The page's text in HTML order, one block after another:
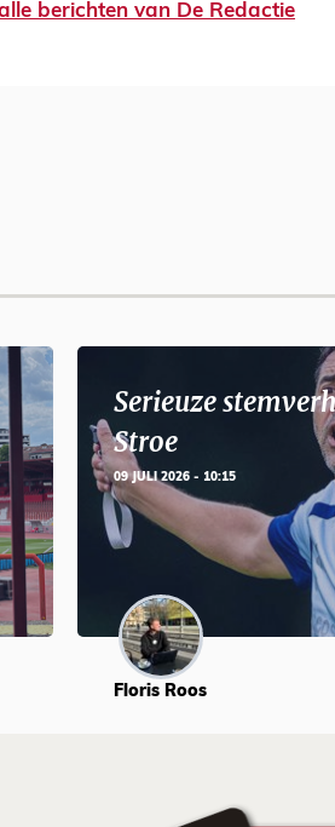
berichten van De Redactie
Serieuze
Stroe
09 JULI 2026 - 10:15
Floris Roos